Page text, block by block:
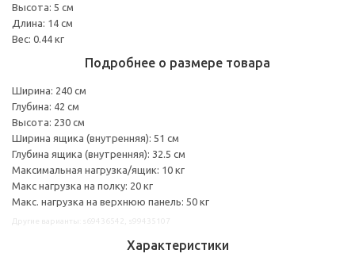
Высота: 5 см
Длина: 14 см
Вес: 0.44 кг
Подробнее о размере товара
Ширина: 240 см
Глубина: 42 см
Высота: 230 см
Ширина ящика (внутренняя): 51 см
Глубина ящика (внутренняя): 32.5 см
Максимальная нагрузка/ящик: 10 кг
Макс нагрузка на полку: 20 кг
Макс. нагрузка на верхнюю панель: 50 кг
Характеристики